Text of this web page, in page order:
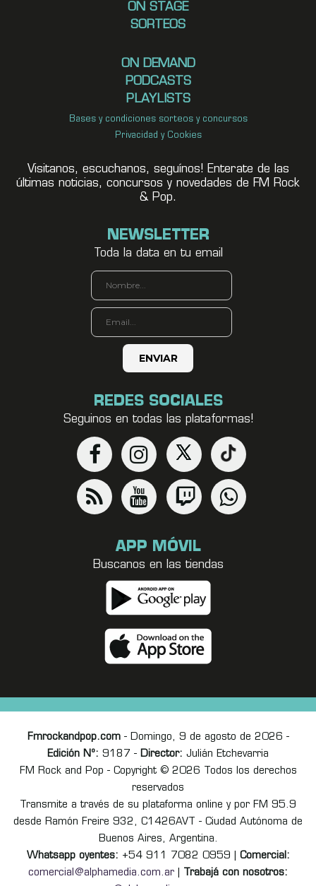
ON STAGE
SORTEOS
ON DEMAND
PODCASTS
PLAYLISTS
Bases y condiciones sorteos y concursos
Privacidad y Cookies
Visitanos, escuchanos, seguínos! Enterate de las
últimas noticias, concursos y novedades de FM Rock
& Pop.
NEWSLETTER
Toda la data en tu email
REDES SOCIALES
Seguinos en todas las plataformas!
APP MÓVIL
Buscanos en las tiendas
Fmrockandpop.com- Domingo, 9 de agosto de 2026 -
Edición Nº: 9187 - Director: Julián Etchevarria
FM Rock and Pop - Copyright © 2026 Todos los derechos
reservados
Transmite a través de su plataforma online y por FM 95.9
desde Ramón Freire 932, C1426AVT - Ciudad Autónoma de
Buenos Aires, Argentina.
Whatsapp oyentes: +54 911 7082 0959 | Comercial:
comercial@alphamedia.com.ar
Trabajá con nosotros: